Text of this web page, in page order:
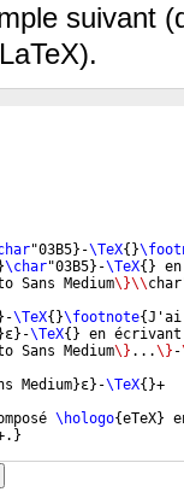
suivant
"03B5} -\TeX{ }
}\char"03B5} -\TeX{ }
Sans Medium\}\\
} -\TeX{ }\footnote{J'ai
}ε} -\TeX{ } en écrivant
Sans Medium\} ...\} -
Medium}ε} -\TeX{ }+
\hologo{eTeX}
}